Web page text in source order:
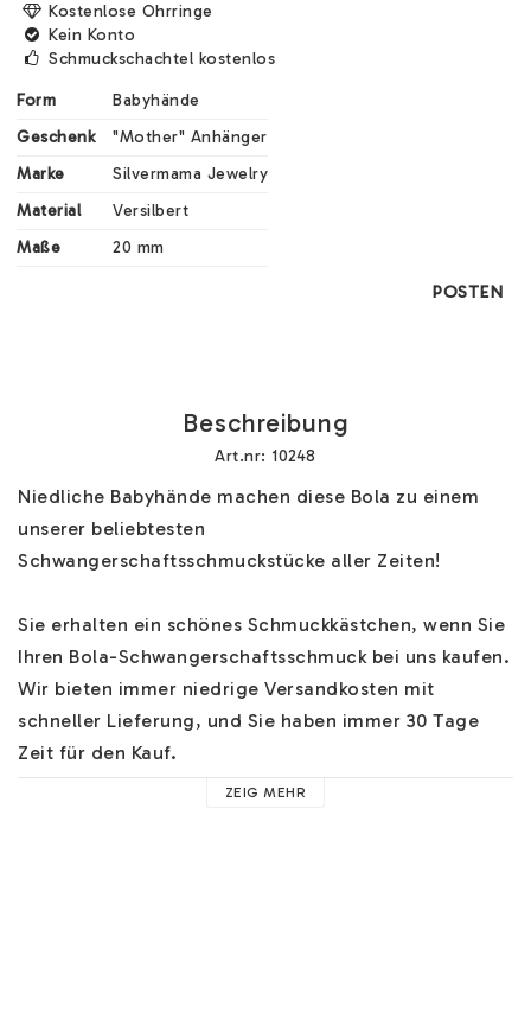
Kostenlose Ohrringe
Kein Konto
Schmuckschachtel kostenlos
Form
Babyhände
Geschenk
"Mother" Anhänger
Marke
Silvermama Jewelry
Material
Versilbert
Maße
20 mm
POSTEN
Beschreibung
Art.nr: 10248
Niedliche Babyhände machen diese Bola zu einem
unserer beliebtesten
Schwangerschaftsschmuckstücke aller Zeiten!
Sie erhalten ein schönes Schmuckkästchen, wenn Sie
Ihren Bola-Schwangerschaftsschmuck bei uns kaufen.
Wir bieten immer niedrige Versandkosten mit
schneller Lieferung, und Sie haben immer 30 Tage
Zeit für den Kauf.
ZEIG MEHR